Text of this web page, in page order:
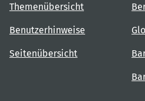
Themenübersicht
Benutzerhinweise
Seitenübersicht